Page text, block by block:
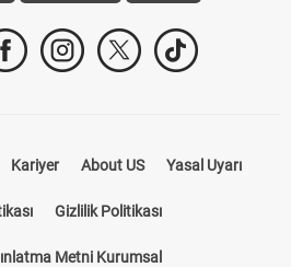
Kariyer About US Yasal Uyarı
Gizlilik Politikası
Metni Kurumsal